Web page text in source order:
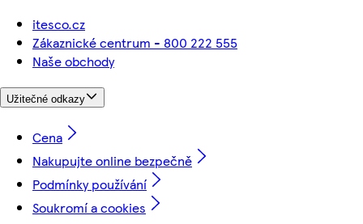
itesco.cz
Zákaznické centrum - 800 222 555
Naše obchody
Užitečné odkazy
Cena
Nakupujte online bezpečně
Podmínky používání
Soukromí a cookies